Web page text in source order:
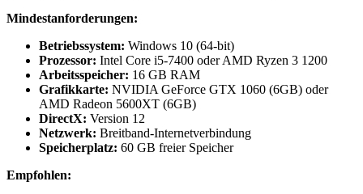
Mindestanforderungen:
Betriebssystem: Windows 10 (64-bit)
Prozessor: Intel Core i5-7400 oder AMD Ryzen 3 1200
Arbeitsspeicher: 16 GB RAM
Grafikkarte: NVIDIA GeForce GTX 1060 (6GB) oder
AMD Radeon 5600XT (6GB)
DirectX: Version 12
Netzwerk: Breitband-Internetverbindung
Speicherplatz: 60 GB freier Speicher
Empfohlen: